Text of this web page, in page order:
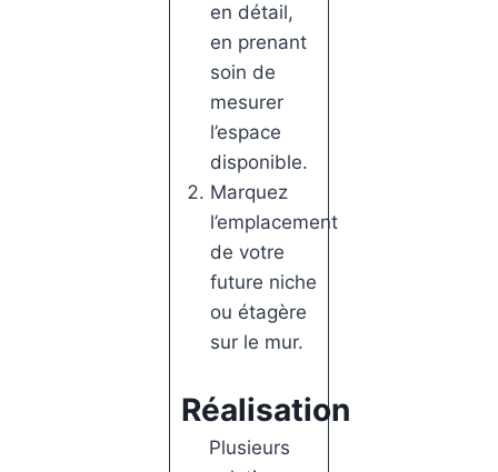
en détail,
en prenant
soin de
mesurer
l’espace
disponible.
Marquez
l’emplacement
de votre
future niche
ou étagère
sur le mur.
Réalisation
Plusieurs